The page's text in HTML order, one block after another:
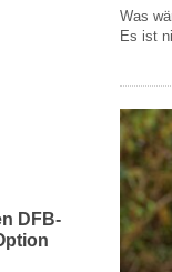
DFB-
Was
Es ist